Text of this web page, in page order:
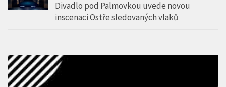
Divadlo pod Palmovkou uvede novou
inscenaci Ostře sledovaných vlaků